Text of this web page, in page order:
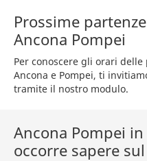
Prossime
Ancona Pompei
Per conoscere gli orari
Ancona e Pompei, ti
tramite il nostro modulo.
Ancona Pompei
occorre sapere